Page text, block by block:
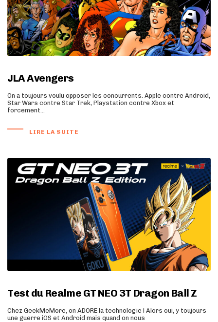
JLA Avengers
On a toujours voulu opposer les concurrents. Apple contre Android,
Star Wars contre Star Trek, Playstation contre Xbox et
forcement…
LIRE LA SUITE
Test du Realme GT NEO 3T Dragon Ball Z
Chez GeekMeMore, on ADORE la technologie ! Alors oui, y toujours
une guerre iOS et Android mais quand on nous